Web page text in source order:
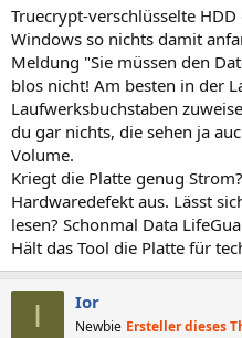
Truecrypt-verschlüsselte
Windows so nichts damit
Meldung "Sie müssen den
blos nicht! Am besten in der
Laufwerksbuchstaben
du gar nichts, die sehen ja
Volume.
Kriegt die Platte genug
Hardwaredefekt aus. Lässt
lesen? Schonmal Data
Hält das Tool die Platte für
I Ior
Newbie Ersteller dieses